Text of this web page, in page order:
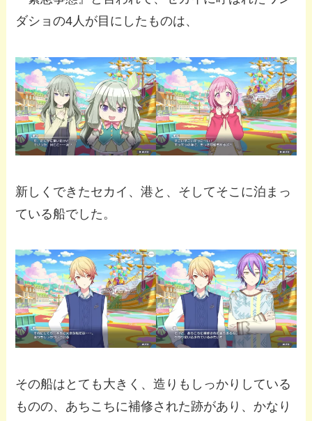
ダショの4人が目にしたものは、
新しくできたセカイ、港と、そしてそこに泊まっ
ている船でした。
その船はとても大きく、造りもしっかりしている
ものの、あちこちに補修された跡があり、かなり